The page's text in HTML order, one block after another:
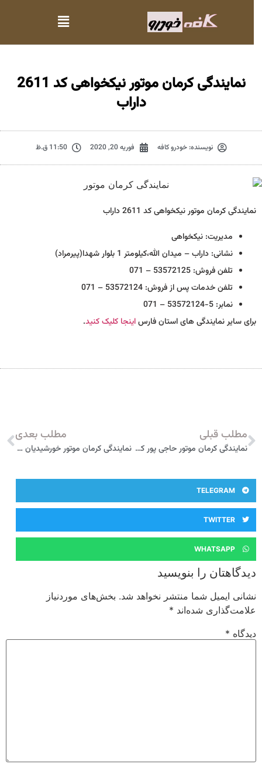
نمایندگی کرمان موتور نیکخواهی کد 2611
داراب
نویسنده:خودرو کافه فوریه 20, 2020 11:50 ق.ظ
نمایندگی کرمان موتور نیکخواهی کد 2611 داراب
مدیریت: نیکخواهی
نشانی: داراب – میدان الله،کیلومتر 1 بلوار شهدا(پیرمراد)
تلفن فروش: 53572125 – 071
تلفن خدمات پس از فروش: 53572124 – 071
نمابر: 5-53572124 – 071
برای سایر نمایندگی های استان فارساینجا کلیک کنید.
مطلب قبلی
نمایندگی کرمان موتور حاجی پور کد 2610 جهرم
مطلب بعدی
نمایندگی کرمان موتور خورشیدیان کد 2613 نورآباد ممسنی
TELEGRAM
TWITTER
WHATSAPP
دیدگاهتان را بنویسید
نشانی ایمیل شما منتشر نخواهد شد. بخش‌های موردنیاز
علامت‌گذاری شده‌اند*
دیدگاه*